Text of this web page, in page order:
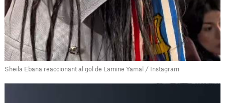
Sheila Ebana reaccionant al gol de Lamine Yamal / Instagram